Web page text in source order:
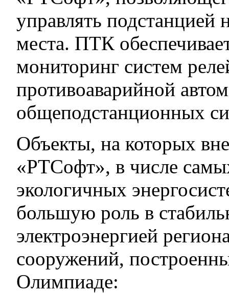
управлять подстанцией
места. ПТК
мониторинг систем
противоаварийной
общеподстанционных
Объекты, на которых
«РТСофт», в числе
экологичных
большую роль в
электроэнергией
сооружений,
Олимпиаде: